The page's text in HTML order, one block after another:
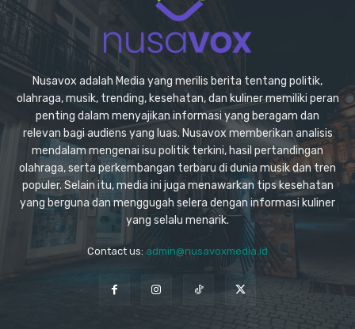
Nusavox adalah Media yang merilis berita tentang politik,
olahraga, musik, trending, kesehatan, dan kuliner memiliki peran
penting dalam menyajikan informasi yang beragam dan
relevan bagi audiens yang luas. Nusavox memberikan analisis
mendalam mengenai isu politik terkini, hasil pertandingan
olahraga, serta perkembangan terbaru di dunia musik dan tren
populer. Selain itu, media ini juga menawarkan tips kesehatan
yang berguna dan menggugah selera dengan informasi kuliner
yang selalu menarik.
Contact us: admin@nusavoxmedia.id